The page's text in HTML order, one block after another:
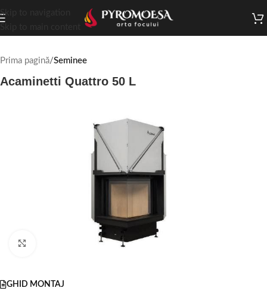
Skip to navigation
Prima pagină Seminee
Acaminetti Quattro 50 L
Faceți click pentru a mări
GHID MONTAJ